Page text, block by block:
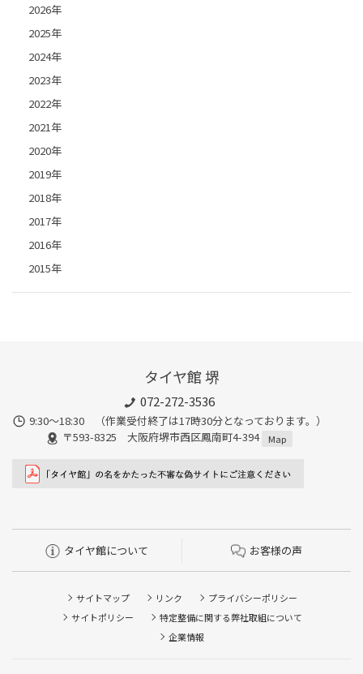
2026年
2025年
2024年
2023年
2022年
2021年
2020年
2019年
2018年
2017年
2016年
2015年
タイヤ館 堺
072-272-3536
9:30〜18:30 （作業受付終了は17時30分となっております。）
〒593-8325 大阪府堺市西区鳳南町4-394
Map
タイヤ館について お客様の声
サイトマップ リンク
プライバシーポリシー
サイトポリシー
特定整備に関する弊社取組について
企業情報